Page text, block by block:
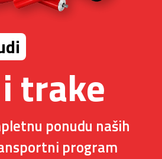
trake
ponudu naših
program